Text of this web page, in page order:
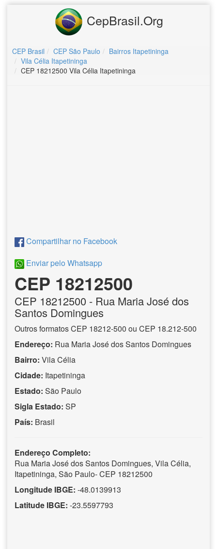
CepBrasil.Org
CEP Brasil CEP São Paulo
Bairros Itapetininga
Vila Célia Itapetininga
CEP 18212500 Vila Célia Itapetininga
Compartilhar no Facebook
Enviar pelo Whatsapp
CEP 18212500
CEP 18212500 - Rua Maria José dos
Santos Domingues
Outros formatos CEP 18212-500 ou CEP 18.212-500
Endereço: Rua Maria José dos Santos Domingues
Bairro: Vila Célia
Cidade: Itapetininga
Estado: São Paulo
Sigla Estado: SP
País: Brasil
Endereço Completo:
Rua Maria José dos Santos Domingues, Vila Célia,
Itapetininga, São Paulo- CEP 18212500
Longitude IBGE: -48.0139913
Latitude IBGE: -23.5597793